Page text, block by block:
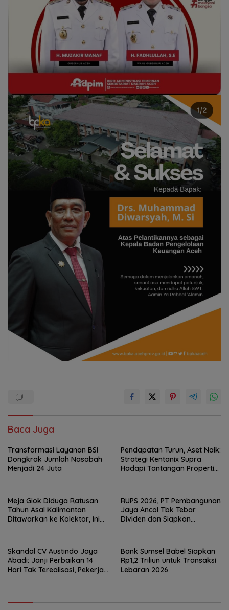
Baca Juga
Transformasi Layanan BSI
Dongkrak Jumlah Nasabah
Menjadi 24 Juta
Pendapatan Turun, Aset Naik:
Strategi Kentanix Supra
Hadapi Tantangan Properti
Meja Giok Diduga Ratusan
Tahun Asal Kalimantan
Ditawarkan ke Kolektor, Ini
RUPS 2026, PT Pembangunan
Jaya Ancol Tbk Tebar
Dividen dan Siapkan
Skandal CV Austindo Jaya
Abadi: Janji Perbaikan 14
Hari Tak Terealisasi, Pekerja
Bank Sumsel Babel Siapkan
Rp1,2 Triliun untuk Transaksi
Lebaran 2026